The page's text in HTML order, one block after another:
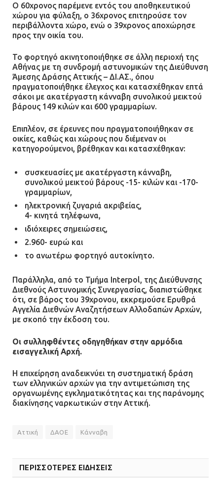
Μάνδρα
09.07.2026 | 11:12
Φωτιά σε επιχείρηση στον
Ασπρόπυργο – Ήχησε το 112
09.07.2026 | 09:19
ανθρωποκτονίας στους δύο
αστυνομικούς
08.07.2026 | 22:30
Ομαδικός βιασμός 19χρονης στο
Α.Τ. Ομονοίας: Ο Εισαγγελέας
πρότεινε την αθώωση των
αστυνομικών
08.07.2026 | 16:24
Ο δήμαρχος Μάνδρας δώρισε όλους
για μηχάνημα καρδιολογικών
επεμβάσεων
08.07.2026 | 15:02
Ο 60χρονος παρέμενε εντός του αποθηκευτικού
χώρου για φύλαξη, ο 36χρονος επιτηρούσε τον
περιβάλλοντα χώρο, ενώ ο 39χρονος αποχώρησε
προς την οικία του.
Το φορτηγό ακινητοποιήθηκε σε άλλη περιοχή της
Αθήνας με τη συνδρομή αστυνομικών της Διεύθυνση
Άμεσης Δράσης Αττικής – ΔΙ.ΑΣ., όπου
πραγματοποιήθηκε έλεγχος και κατασχέθηκαν επτά
σάκοι με ακατέργαστη κάνναβη συνολικού μεικτού
βάρους 149 κιλών και 600 γραμμαρίων.
Επιπλέον, σε έρευνες που πραγματοποιήθηκαν σε
οικίες, καθώς και χώρους που διέμεναν οι
κατηγορούμενοι, βρέθηκαν και κατασχέθηκαν:
συσκευασίες με ακατέργαστη κάνναβη,
συνολικού μεικτού βάρους -15- κιλών και -170-
γραμμαρίων,
ηλεκτρονική ζυγαριά ακριβείας,
4- κινητά τηλέφωνα,
ιδιόχειρες σημειώσεις,
2.960- ευρώ και
το ανωτέρω φορτηγό αυτοκίνητο.
Παράλληλα, από το Τμήμα Interpol, της Διεύθυνσης
Διεθνούς Αστυνομικής Συνεργασίας, διαπιστώθηκε
ότι, σε βάρος του 39χρονου, εκκρεμούσε Ερυθρά
Αγγελία Διεθνών Αναζητήσεων Αλλοδαπών Αρχών,
με σκοπό την έκδοση του.
Οι συλληφθέντες οδηγηθήκαν στην αρμόδια
εισαγγελική Αρχή.
Η επιχείρηση αναδεικνύει τη συστηματική δράση
των ελληνικών αρχών για την αντιμετώπιση της
οργανωμένης εγκληματικότητας και της παράνομης
διακίνησης ναρκωτικών στην Αττική.
Αττική ΔΑΟΕ Κάνναβη
ΠΕΡΙΣΣΟΤΕΡΕΣ ΕΙΔΗΣΕΙΣ